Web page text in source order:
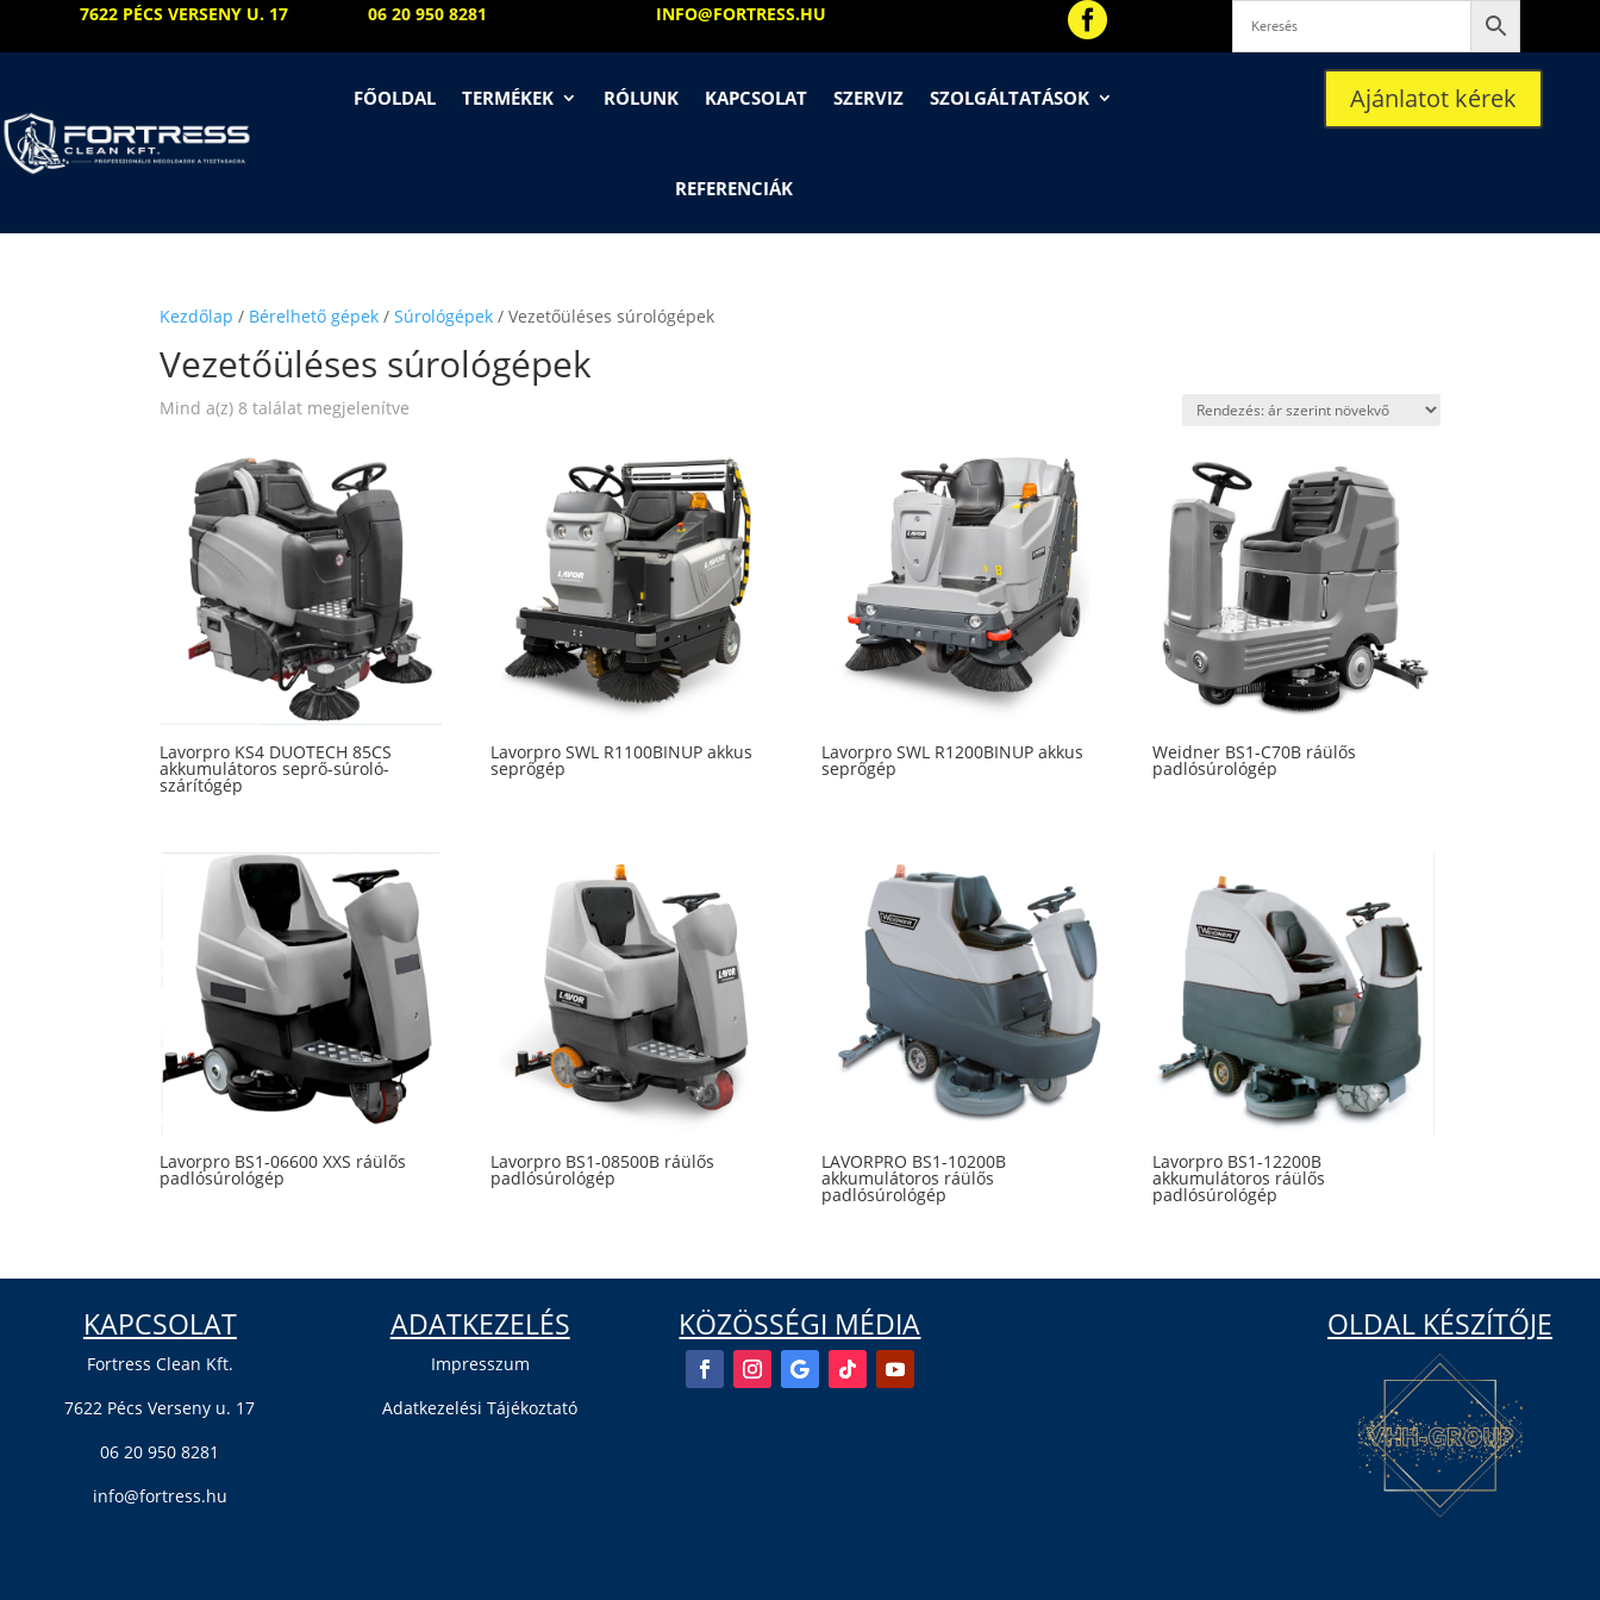
7622 PÉCS VERSENY U. 17 06 20 950 8281 INFO@FORTRESS.HU 
FŐOLDAL TERMÉKEK RÓLUNK KAPCSOLAT SZERVIZ SZOLGÁLTATÁSOK
REFERENCIÁK
Ajánlatot kérek
Kezdőlap / Bérelhető gépek /Súrológépek / Vezetőüléses súrológépek
Vezetőüléses súrológépek
Mind a(z) 8 találat megjelenítve
Lavorpro KS4 DUOTECH 85CS
akkumulátoros seprő-súroló-
szárítógép
Lavorpro SWL R1100BINUP akkus
seprőgép
Lavorpro SWL R1200BINUP akkus
seprőgép
Weidner BS1-C70B ráülős
padlósúrológép
Lavorpro BS1-06600 XXS ráülős
padlósúrológép
Lavorpro BS1-08500B ráülős
padlósúrológép
LAVORPRO BS1-10200B
akkumulátoros ráülős
padlósúrológép
Lavorpro BS1-12200B
akkumulátoros ráülős
padlósúrológép
KAPCSOLAT
Fortress Clean Kft.
7622 Pécs Verseny u. 17
06 20 950 8281
info@fortress.hu
ADATKEZELÉS
Impresszum
Adatkezelési Tájékoztató
KÖZÖSSÉGI MÉDIA OLDAL KÉSZÍTŐJE